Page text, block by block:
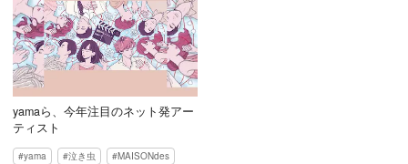
yamaら、今年注目のネット発アー
ティスト
yama 泣き虫 MAISONdes